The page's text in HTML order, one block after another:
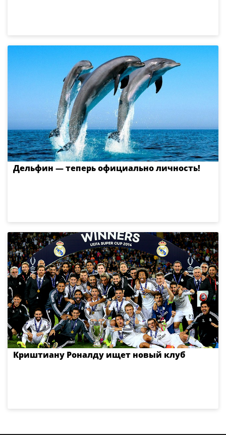
Дельфин — теперь официально личность!
Криштиану Роналду ищет новый клуб